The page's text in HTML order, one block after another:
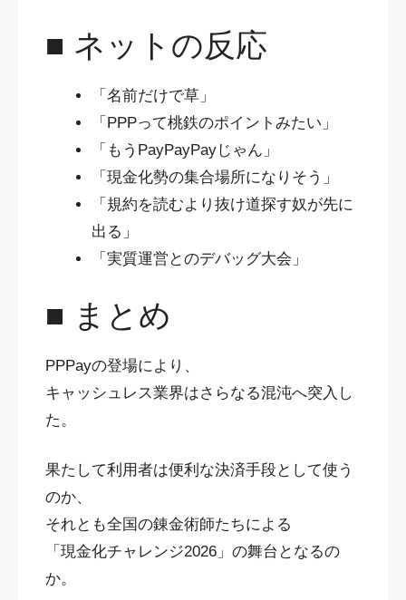
■ ネットの反応
「名前だけで草」
「PPPって桃鉄のポイントみたい」
「もうPayPayPayじゃん」
「現金化勢の集合場所になりそう」
「規約を読むより抜け道探す奴が先に
出る」
「実質運営とのデバッグ大会」
■ まとめ
PPPayの登場により、
キャッシュレス業界はさらなる混沌へ突入し
た。
果たして利用者は便利な決済手段として使う
のか、
それとも全国の錬金術師たちによる
「現金化チャレンジ2026」の舞台となるの
か。